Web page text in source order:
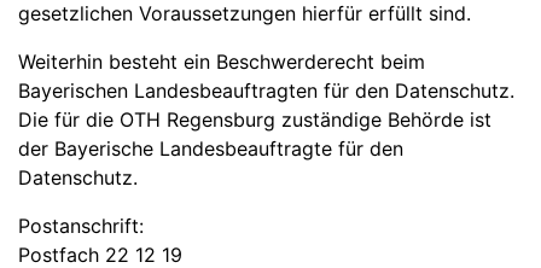
gesetzlichen Voraussetzungen hierfür erfüllt sind.
Weiterhin besteht ein Beschwerderecht beim
Bayerischen Landesbeauftragten für den Datenschutz.
Die für die OTH Regensburg zuständige Behörde ist
der Bayerische Landesbeauftragte für den
Datenschutz.
Postanschrift:
Postfach 22 12 19